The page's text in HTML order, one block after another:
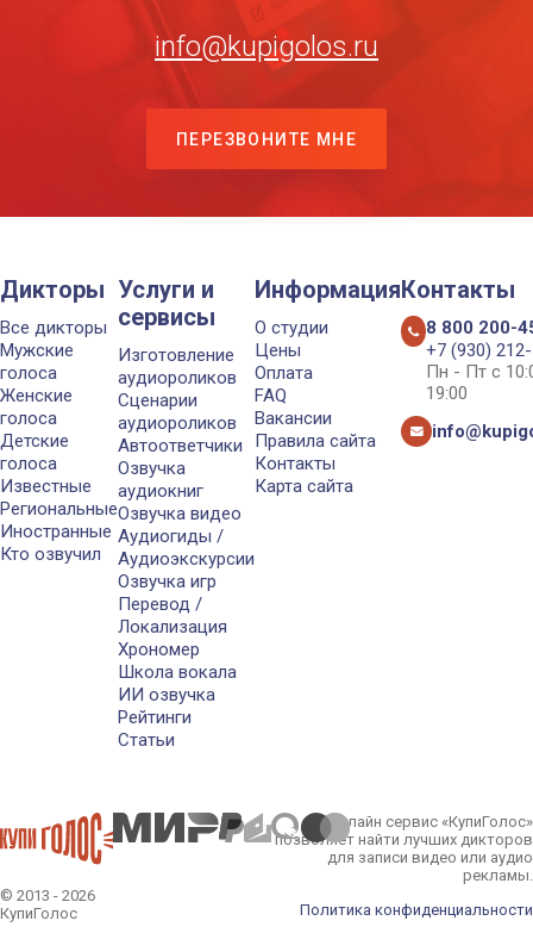
info@kupigolos.ru
ПЕРЕЗВОНИТЕ МНЕ
Дикторы
Все дикторы
Мужские
голоса
Женские
голоса
Детские
голоса
Известные
Региональные
Иностранные
Кто озвучил
Услуги и
сервисы
Изготовление
аудиороликов
Сценарии
аудиороликов
Автоответчики
Озвучка
аудиокниг
Озвучка видео
Аудиогиды /
Аудиоэкскурсии
Озвучка игр
Перевод /
Локализация
Хрономер
Школа вокала
ИИ озвучка
Рейтинги
Статьи
Информация
О студии
Цены
Оплата
FAQ
Вакансии
Правила сайта
Контакты
Карта сайта
Контакты
8 800 200-
+7 (930)
Пн - Пт с
19:00
© 2013 - 2026
КупиГолос
Онлайн сервис «КупиГолос»
позволяет найти лучших дикторов
для записи видео или аудио
рекламы.
Политика конфиденциальности